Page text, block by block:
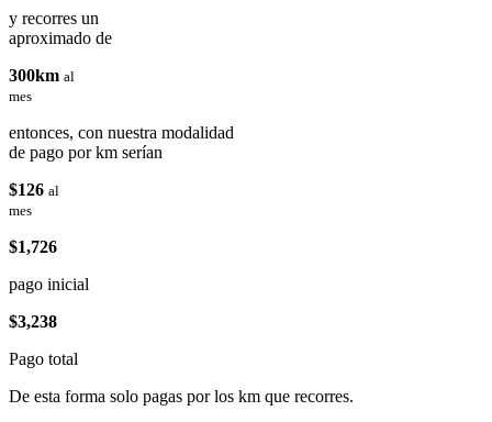
y recorres un
aproximado de
300km al
mes
entonces, con nuestra modalidad
de pago por km serían
$126 al
mes
$1,726
pago inicial
$3,238
Pago total
De esta forma solo pagas por los km que recorres.